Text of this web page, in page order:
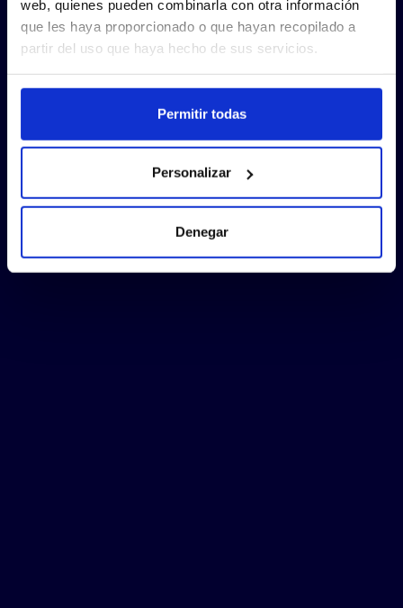
web, quienes pueden combinarla con otra información
que les haya proporcionado o que hayan recopilado a
partir del uso que haya hecho de sus servicios.
Permitir todas
Personalizar
Denegar